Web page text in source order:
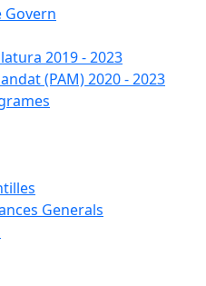
Govern
2019 - 2023
(PAM) 2020 - 2023
Generals